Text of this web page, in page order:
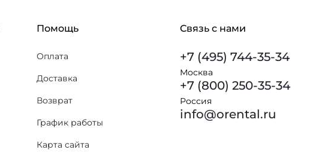
Помощь
Оплата
Доставка
Возврат
График работы
Карта сайта
Связь с нами
+7 (495) 744-35-34
Москва
+7 (800) 250-35-34
Россия
info@orental.ru